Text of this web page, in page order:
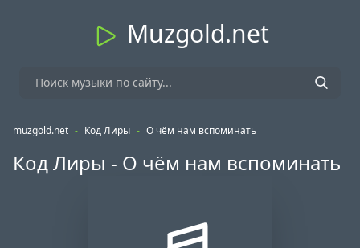
Muzgold.net
muzgold.net - Код Лиры - О чём нам вспоминать
Код Лиры - О чём нам вспоминать